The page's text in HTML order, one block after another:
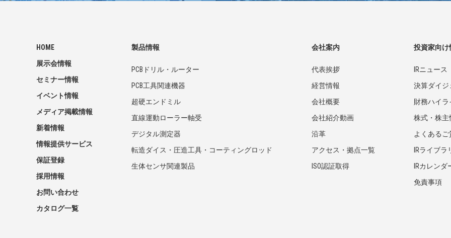
HOME
展示会情報
セミナー情報
イベント情報
メディア掲載情報
新着情報
情報提供サービス
保証登録
採用情報
お問い合わせ
カタログ一覧
製品情報
PCBドリル・ルーター
PCB工具関連機器
超硬エンドミル
直線運動ローラー軸受
デジタル測定器
転造ダイス・圧造工具・コーティングロッド
生体センサ関連製品
会社案内
代表挨拶
経営情報
会社概要
会社紹介動画
沿革
アクセス・拠点一覧
ISO認証取得
投資家向け
IRニュース
決算ダイジ
財務ハイラ
株式・株主
よくあるご
IRライブラ
IRカレンダ
免責事項